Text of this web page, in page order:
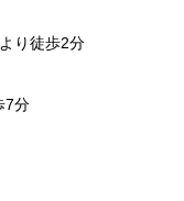
り徒歩2分
7分